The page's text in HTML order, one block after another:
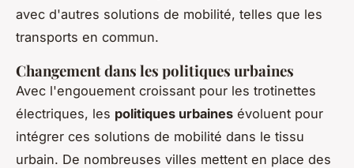
avec d'autres solutions de mobilité, telles que les
transports en commun.
Changement dans les politiques urbaines
Avec l'engouement croissant pour les trotinettes
électriques, les politiques urbaines évoluent pour
intégrer ces solutions de mobilité dans le tissu
urbain. De nombreuses villes mettent en place des